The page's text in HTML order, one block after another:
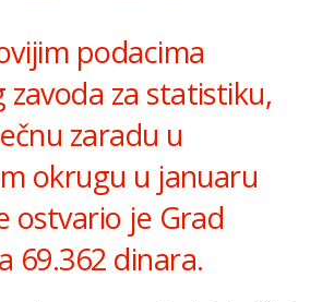
podacima
zavoda za statistiku,
zaradu u
okrugu u januaru
ostvario je Grad
69.362 dinara.